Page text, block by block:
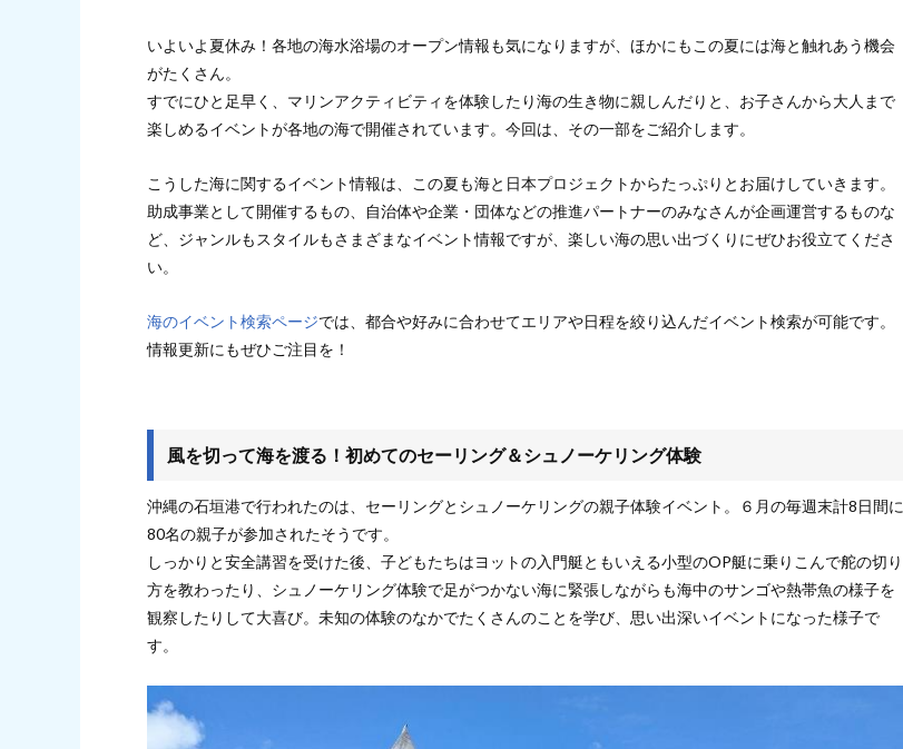
いよいよ夏休み！各地の海水浴場のオープン情報も気になりますが、ほかにもこの夏には海と触れあう機会
がたくさん。
すでにひと足早く、マリンアクティビティを体験したり海の生き物に親しんだりと、お子さんから大人まで
楽しめるイベントが各地の海で開催されています。今回は、その一部をご紹介します。
こうした海に関するイベント情報は、この夏も海と日本プロジェクトからたっぷりとお届けしていきます。
助成事業として開催するもの、自治体や企業・団体などの推進パートナーのみなさんが企画運営するものな
ど、ジャンルもスタイルもさまざまなイベント情報ですが、楽しい海の思い出づくりにぜひお役立てくださ
い。
海のイベント検索ページでは、都合や好みに合わせてエリアや日程を絞り込んだイベント検索が可能です。
情報更新にもぜひご注目を！
風を切って海を渡る！初めてのセーリング＆シュノーケリング体験
沖縄の石垣港で行われたのは、セーリングとシュノーケリングの親子体験イベント。６月の毎週末計8日間に
80名の親子が参加されたそうです。
しっかりと安全講習を受けた後、子どもたちはヨットの入門艇ともいえる小型のOP艇に乗りこんで舵の切り
方を教わったり、シュノーケリング体験で足がつかない海に緊張しながらも海中のサンゴや熱帯魚の様子を
観察したりして大喜び。未知の体験のなかでたくさんのことを学び、思い出深いイベントになった様子で
す。